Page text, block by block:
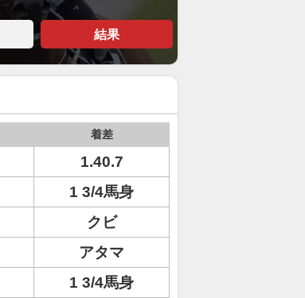
結果
着差
1.40.7
1 3/4馬身
クビ
アタマ
1 3/4馬身